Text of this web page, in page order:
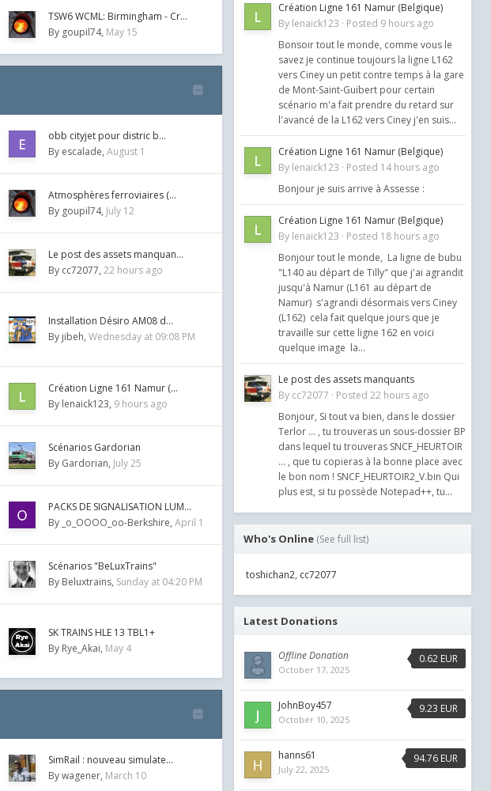
TSW6 WCML: Birmingham - Cr…
By goupil74 May 15
obb cityjet pour distric b…
By escalade August 1
Atmosphères ferroviaires (…
By goupil74 July 12
Le post des assets manquan…
By cc72077 22 hours ago
Installation Désiro AM08 d…
By jibeh Wednesday at 09:08 PM
Création Ligne 161 Namur (…
By lenaick123 9 hours ago
Scénarios Gardorian
By Gardorian July 25
PACKS DE SIGNALISATION LUM…
By _o_OOOO_oo-Berkshire April 1
Scénarios "BeLuxTrains"
By Beluxtrains Sunday at 04:20 PM
SK TRAINS HLE 13 TBL1+
By Rye_Akai May 4
SimRail : nouveau simulate…
Bywagener March 10
Création Ligne 161 Namur (Belgique)
By lenaick123 · Posted 9 hours ago
Bonsoir tout le monde, comme vous le
savez je continue toujours la ligne L162
vers Ciney un petit contre temps à la gare
de Mont-Saint-Guibert pour certain
scénario m'a fait prendre du retard sur
l'avancé de la L162 vers Ciney j'en suis...
Création Ligne 161 Namur (Belgique)
By lenaick123 · Posted 14 hours ago
Bonjour je suis arrive à Assesse :
Création Ligne 161 Namur (Belgique)
By lenaick123 · Posted 18 hours ago
Bonjour tout le monde, La ligne de bubu
"L140 au départ de Tilly" que j'ai agrandit
jusqu'à Namur (L161 au départ de
Namur) s'agrandi désormais vers Ciney
(L162) cela fait quelque jours que je
travaille sur cette ligne 162 en voici
quelque image la...
Le post des assets manquants
By cc72077 · Posted 22 hours ago
Bonjour, Si tout va bien, dans le dossier
Terlor ... , tu trouveras un sous-dossier BP
dans lequel tu trouveras SNCF_HEURTOIR
... , que tu copieras à la bonne place avec
le bon nom ! SNCF_HEURTOIR2_V.bin Qui
plus est, si tu possède Notepad++, tu...
Who's Online (See full list)
toshichan2 cc72077
Latest Donations
0.62 EUR
Offline Donation
October 17, 2025
9.23 EUR
JohnBoy457
October 10, 2025
94.76 EUR
hanns61
July 22, 2025